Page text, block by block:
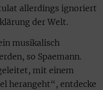
allerdings ignoriert
der Welt.
musikalisch
so Spaemann.
mit einem
herangeht“, entdecke